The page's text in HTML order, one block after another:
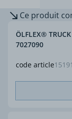
Ce produit
code article
ÖLFLEX®
7027090